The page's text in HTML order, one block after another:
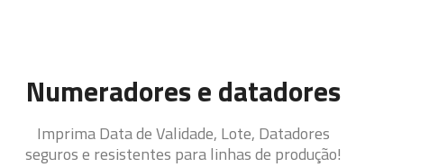
Numeradores e datadores
Imprima Data de Validade, Lote, Datadores
seguros e resistentes para linhas de produção!